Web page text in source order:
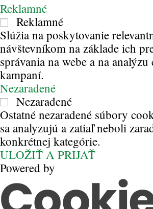
Reklamné
Reklamné
Slúžia na poskytovanie
návštevníkom na základe ich
správania na webe a na
kampaní.
Nezaradené
Nezaradené
Ostatné nezaradené súbory
sa analyzujú a zatiaľ neboli
konkrétnej kategórie.
ULOŽIŤ A PRIJAŤ
Powered by